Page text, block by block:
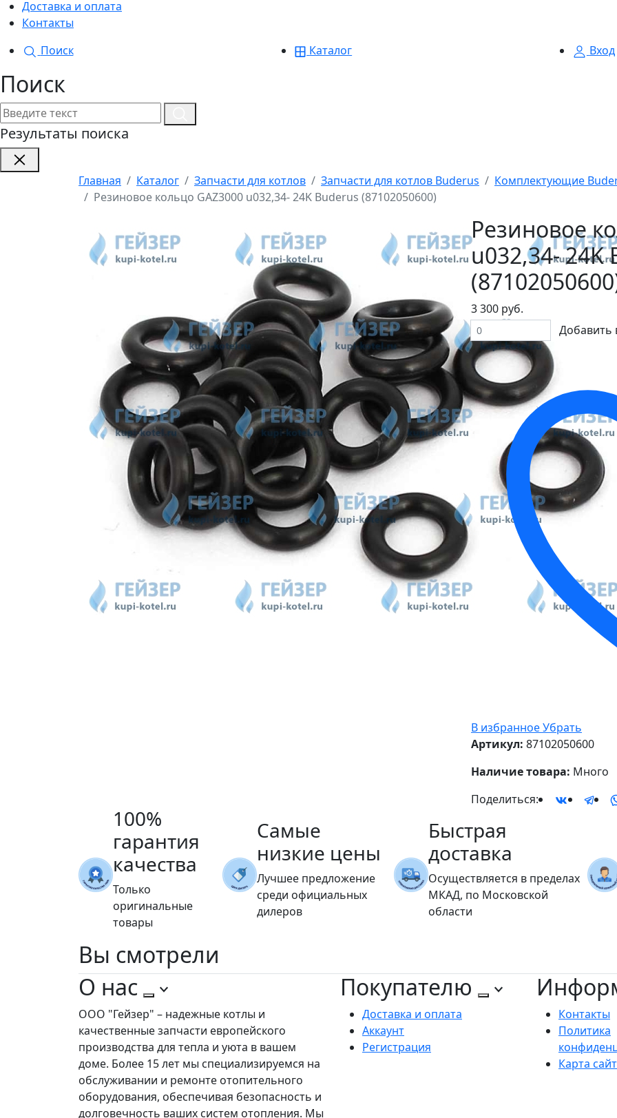
Доставка и оплата
Контакты
Поиск
Каталог Вход
Поиск
Результаты поиска
Главная Каталог Запчасти для котлов Запчасти для котлов Buderus
Комплектующие
Резиновое кольцо GAZ3000 u032,34- 24K Buderus (87102050600)
Резиновое
u032,34- 24K
3 300 руб.
Добавить
В избранноеУбрать
Артикул: 87102050600
Наличие товара: Много
Поделиться:
100%
гарантия
качества
Только
оригинальные
товары
Самые
низкие цены
Лучшее предложение
среди официальных
дилеров
Быстрая
доставка
Осуществляется в пределах
МКАД, по Московской
области
Вы смотрели
О нас
ООО "Гейзер" – надежные котлы и
качественные запчасти европейского
производства для тепла и уюта в вашем
доме. Более 15 лет мы специализируемся на
обслуживании и ремонте отопительного
оборудования, обеспечивая безопасность и
долговечность ваших систем отопления. Мы
Покупателю
Доставка и оплата
Аккаунт
Регистрация
Контакты
Политика
Карта